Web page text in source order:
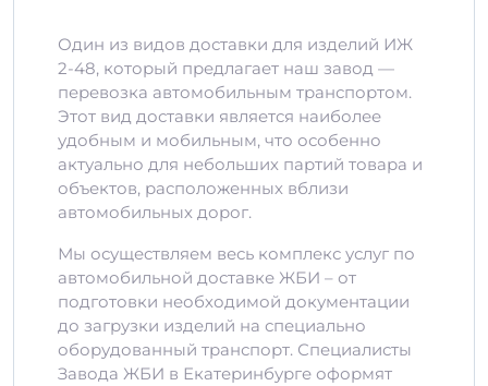
Один из видов доставки для изделий ИЖ
2-48, который предлагает наш завод —
перевозка автомобильным транспортом.
Этот вид доставки является наиболее
удобным и мобильным, что особенно
актуально для небольших партий товара и
объектов, расположенных вблизи
автомобильных дорог.
Мы осуществляем весь комплекс услуг по
автомобильной доставке ЖБИ – от
подготовки необходимой документации
до загрузки изделий на специально
оборудованный транспорт. Специалисты
Завода ЖБИ в Екатеринбурге оформят